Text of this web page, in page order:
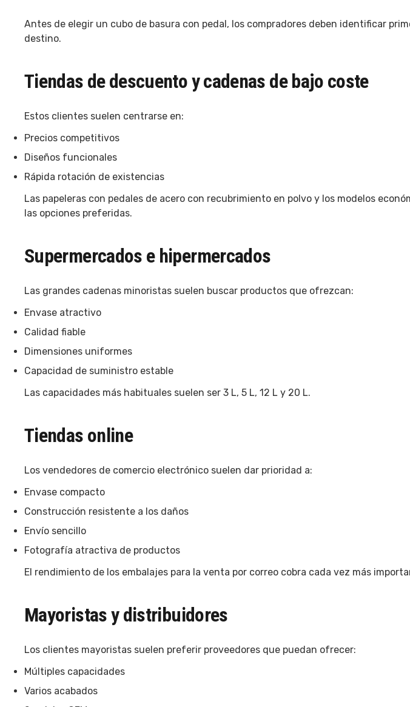
Antes de elegir un cubo de basura con pedal, los compradores deben identificar
destino.
Tiendas de descuento y cadenas de bajo coste
Estos clientes suelen centrarse en:
Precios competitivos
Diseños funcionales
Rápida rotación de existencias
Las papeleras con pedales de acero con recubrimiento en polvo y los modelos
las opciones preferidas.
Supermercados e hipermercados
Las grandes cadenas minoristas suelen buscar productos que ofrezcan:
Envase atractivo
Calidad fiable
Dimensiones uniformes
Capacidad de suministro estable
Las capacidades más habituales suelen ser 3 L, 5 L, 12 L y 20 L.
Tiendas online
Los vendedores de comercio electrónico suelen dar prioridad a:
Envase compacto
Construcción resistente a los daños
Envío sencillo
Fotografía atractiva de productos
El rendimiento de los embalajes para la venta por correo cobra cada vez más
Mayoristas y distribuidores
Los clientes mayoristas suelen preferir proveedores que puedan ofrecer:
Múltiples capacidades
Varios acabados